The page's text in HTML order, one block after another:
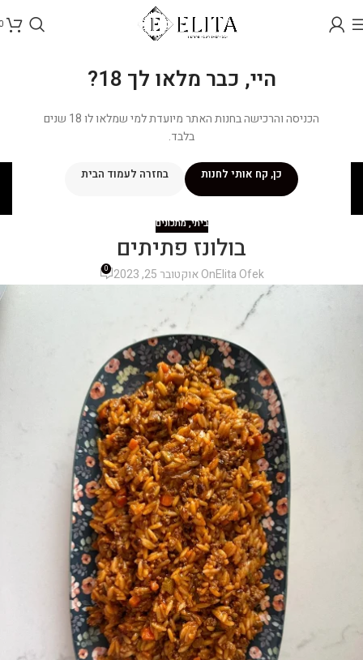
היי, כבר מלאו לך 18?
הכניסה והרכישה בחנות האתר מיועדת למי שמלאו לו 18 שנים
בלבד.
כן, קח אותי לחנות בחזרה לעמוד הביתבלוג
ביתי,מתכונים
בולונז פתיתים
Elita OfekOn אוקטובר 25, 2023 0